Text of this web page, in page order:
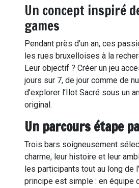
Un concept inspiré
games
Pendant près d’un an, ces
les rues bruxelloises à la
Leur objectif ? Créer un jeu
jours sur 7, de jour comme de
d’explorer l’Ilot Sacré sous un
original.
Un parcours étape
Trois bars soigneusement
charme, leur histoire et leur
les participants tout au long de
principe est simple : en équipe